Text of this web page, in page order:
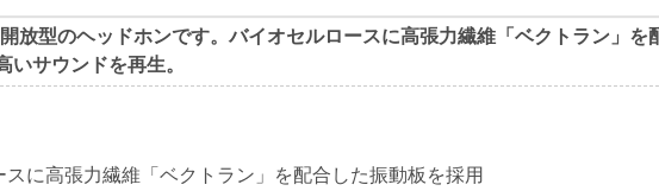
放型のヘッドホンです。バイオセルロースに高張力繊維「ベクトラン」を
いサウンドを再生。
スに高張力繊維「ベクトラン」を配合した振動板を採用